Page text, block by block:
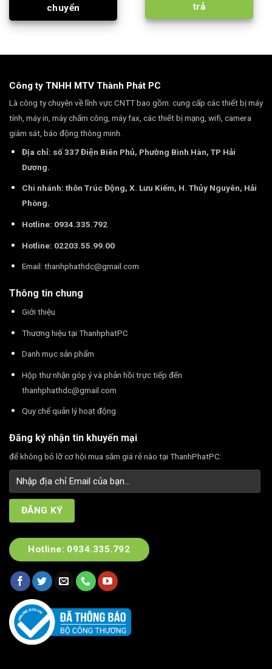
chuyển
trả
Công ty TNHH MTV Thành Phát PC
Là công ty chuyên về lĩnh vực CNTT bao gồm: cung cấp các thiết bị máy
tính, máy in, máy chấm công, máy fax, các thiết bị mạng, wifi, camera
giám sát, báo động thông minh.
Địa chỉ: số 337 Điện Biên Phủ, Phường Bình Hàn, TP Hải
Dương.
Chi nhánh: thôn Trúc Động, X. Lưu Kiếm, H. Thủy Nguyên, Hải
Phòng.
Hotline: 0934.335.792
Hotline: 02203.55.99.00
Email: thanhphathdc@gmail.com
Thông tin chung
Giới thiệu
Thương hiệu tại ThanhphatPC
Danh mục sản phẩm
Hộp thư nhận góp ý và phản hồi trực tiếp đến
thanhphathdc@gmail.com
Quy chế quản lý hoạt động
Đăng ký nhận tin khuyến mại
để không bỏ lỡ cơ hội mua sắm giá rẻ nào tại ThanhPhatPC:
Hotline: 0934.335.792